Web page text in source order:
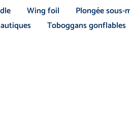
Wing foil Plongée sous-
Toboggans gonflables